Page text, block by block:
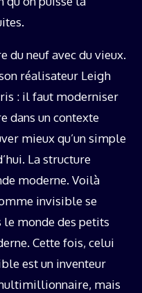
du neuf avec du vieux.
réalisateur Leigh
: il faut moderniser
dans un contexte
mieux qu’un simple
La structure
moderne. Voilà
invisible se
le monde des petits
Cette fois, celui
est un inventeur
mais